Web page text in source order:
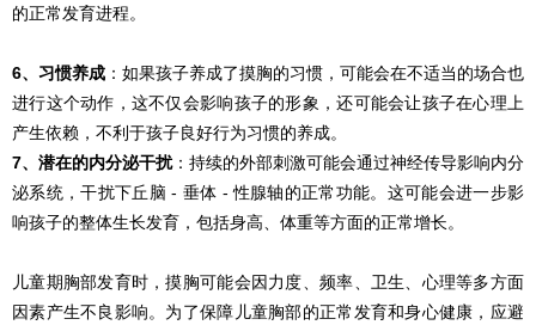
的正常发育进程。
6、习惯养成 ：如果孩子养成了摸胸的习惯，可能会在不适当的场合也
进行这个动作，这不仅会影响孩子的形象，还可能会让孩子在心理上
产生依赖，不利于孩子良好行为习惯的养成。
7、潜在的内分泌干扰：持续的外部刺激可能会通过神经传导影响内分
泌系统，干扰下丘脑 - 垂体 - 性腺轴的正常功能。这可能会进一步影
响孩子的整体生长发育，包括身高、体重等方面的正常增长。
儿童期胸部发育时，摸胸可能会因力度、频率、卫生、心理等多方面
因素产生不良影响。为了保障儿童胸部的正常发育和身心健康，应避